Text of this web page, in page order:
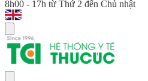
8h00 - 17h từ Thứ 2 đến Chủ nhật